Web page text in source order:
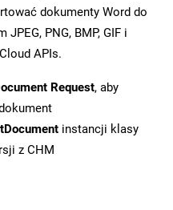
dokumenty Word do
PNG, BMP, GIF i
APIs.
Request, aby
instancji klasy
z CHM